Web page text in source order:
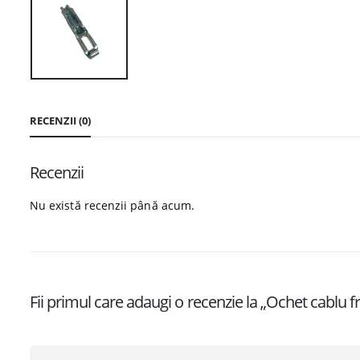
RECENZII (0)
Recenzii
Nu există recenzii până acum.
Fii primul care adaugi o recenzie la „Ochet cablu